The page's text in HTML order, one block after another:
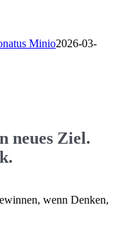
Minio2026-03-
neues Ziel.
wenn Denken,